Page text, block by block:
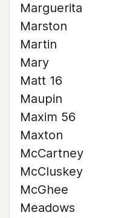
Marguerita
Marston
Martin
Mary
Matt 16
Maupin
Maxim 56
Maxton
McCartney
McCluskey
McGhee
Meadows